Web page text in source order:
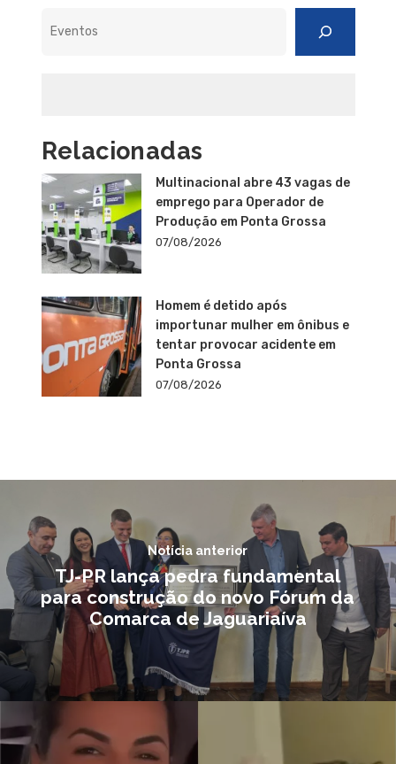
Relacionadas
Multinacional abre 43 vagas de
emprego para Operador de
Produção em Ponta Grossa
07/08/2026
Homem é detido após
importunar mulher em ônibus e
tentar provocar acidente em
Ponta Grossa
07/08/2026
Notícia anterior
TJ-PR lança pedra fundamental
para construção do novo Fórum da
Comarca de Jaguariaíva